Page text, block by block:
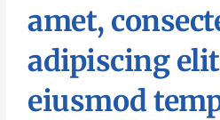
amet,
adipiscing
eiusmod